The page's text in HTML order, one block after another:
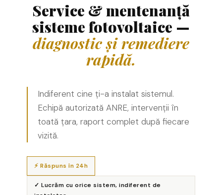
Panouri Fotovoltaice
Rack-uri
Sisteme de montaj
cu Montaj
Busbar Șine Conexiuni
Cabluri și accesorii
Accesorii
Cabluri
Jgheab metalic
Service & mentenanță
sisteme fotovoltaice —
diagnostic și remediere
rapidă.
Indiferent cine ți-a instalat sistemul.
Echipă autorizată ANRE, intervenții în
toată țara, raport complet după fiecare
vizită.
⚡ Răspuns în 24h
✓ Lucrăm cu orice sistem, indiferent de